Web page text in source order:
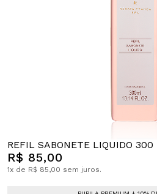
REFIL SABONETE LIQUIDO 300
R$ 85,00
1x de R$ 85,00 sem juros.